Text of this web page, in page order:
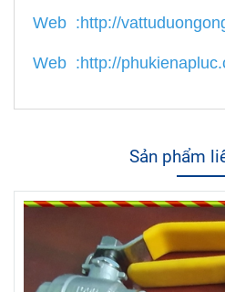
Web :http://
Web :http://
Sản phẩm